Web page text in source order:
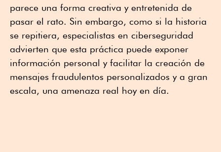
parece una forma creativa y entretenida de
pasar el rato. Sin embargo, como si la historia
se repitiera, especialistas en ciberseguridad
advierten que esta práctica puede exponer
información personal y facilitar la creación de
mensajes fraudulentos personalizados y a gran
escala, una amenaza real hoy en día.